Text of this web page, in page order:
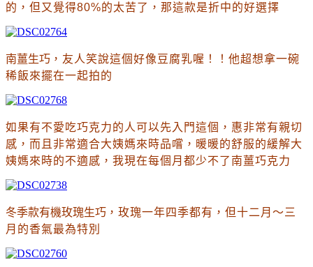
的 ，但又覺得80%的太苦了 ，那這款是折中的好選擇
南薑生巧 ，友人笑說這個好像豆腐乳喔！！他超想拿一碗
稀飯來擺在一起拍的
如果有不愛吃巧克力的人可以先入門這個 ，惠非常有親切
感 ，而且非常適合大姨媽來時品嚐 ，暖暖的舒服的緩解大
姨媽來時的不適感 ，我現在每個月都少不了南薑巧克力
冬季款有機玫瑰生巧 ，玫瑰一年四季都有 ，但十二月～三
月的香氣最為特別